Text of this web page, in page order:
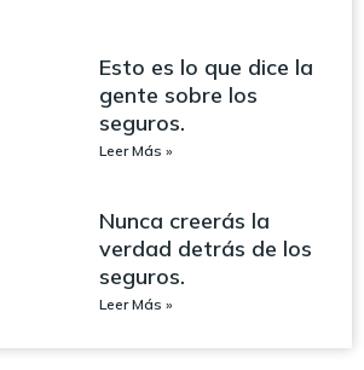
Esto es lo que dice la
gente sobre los
seguros.
Leer Más »
Nunca creerás la
verdad detrás de los
seguros.
Leer Más »